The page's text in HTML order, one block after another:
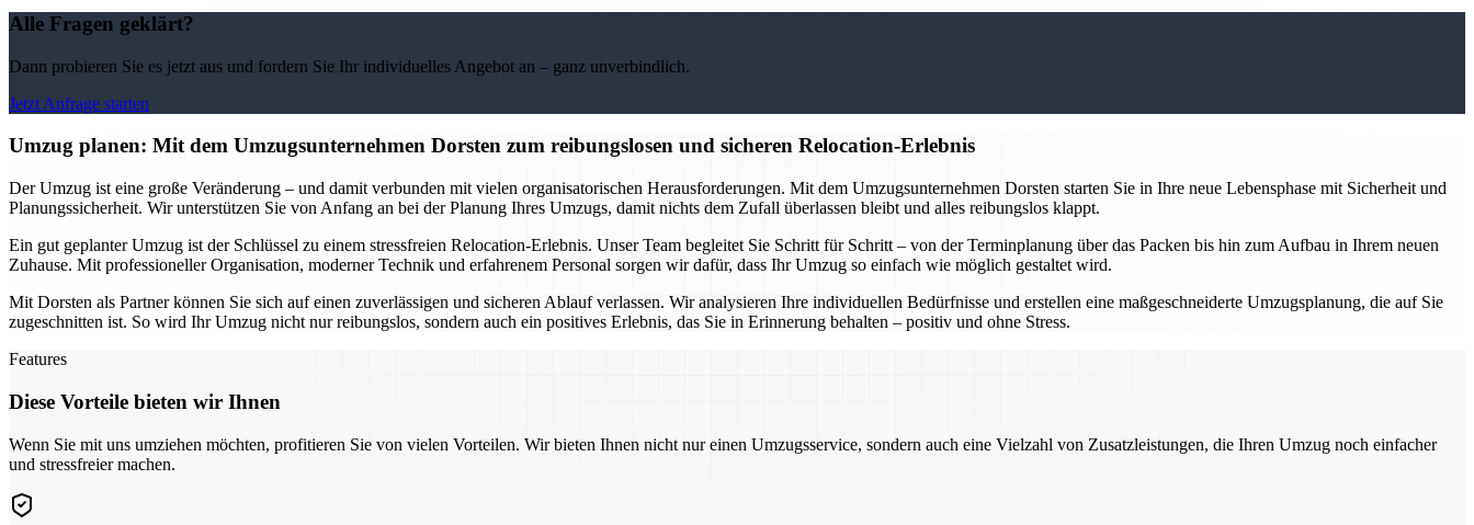
Alle Fragen geklärt?
Dann probieren Sie es jetzt aus und fordern Sie Ihr individuelles Angebot an – ganz unverbindlich.
Jetzt Anfrage starten
Umzug planen: Mit dem Umzugsunternehmen Dorsten zum reibungslosen und sicheren Relocation-Erlebnis
Der Umzug ist eine große Veränderung – und damit verbunden mit vielen organisatorischen Herausforderungen. Mit dem Umzugsunternehmen Dorsten starten Sie in Ihre neue Lebensphase mit Sicherheit und
Planungssicherheit. Wir unterstützen Sie von Anfang an bei der Planung Ihres Umzugs, damit nichts dem Zufall überlassen bleibt und alles reibungslos klappt.
Ein gut geplanter Umzug ist der Schlüssel zu einem stressfreien Relocation-Erlebnis. Unser Team begleitet Sie Schritt für Schritt – von der Terminplanung über das Packen bis hin zum Aufbau in Ihrem neuen
Zuhause. Mit professioneller Organisation, moderner Technik und erfahrenem Personal sorgen wir dafür, dass Ihr Umzug so einfach wie möglich gestaltet wird.
Mit Dorsten als Partner können Sie sich auf einen zuverlässigen und sicheren Ablauf verlassen. Wir analysieren Ihre individuellen Bedürfnisse und erstellen eine maßgeschneiderte Umzugsplanung, die auf Sie
zugeschnitten ist. So wird Ihr Umzug nicht nur reibungslos, sondern auch ein positives Erlebnis, das Sie in Erinnerung behalten – positiv und ohne Stress.
Features
Diese Vorteile bieten wir Ihnen
Wenn Sie mit uns umziehen möchten, profitieren Sie von vielen Vorteilen. Wir bieten Ihnen nicht nur einen Umzugsservice, sondern auch eine Vielzahl von Zusatzleistungen, die Ihren Umzug noch einfacher
und stressfreier machen.